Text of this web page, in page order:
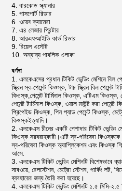
বারকোড স্ক্যানার
পাসপোর্ট রিডার
ওয়েব ক্যামেরা
এ৪ লেজার প্রিন্টার
আরএফআইডি কার্ড রিডার
রিয়েল এস্টেট
অন্যান্য পাবলিক এলাকা
বর্ণনা
এলকেএসের প্রধান টিকিট ভেন্ডিং মেশিনে
স্ক্রিন স্ব-পেমেন্ট কিওস্ক, টাচ স্ক্রিন বিল পেমেন্ট
কিওস্ক,পেমেন্ট টার্মিনাল কিওস্ক, এটিএম
পেমেন্ট টার্মিনাল কিওস্ক, ওয়াল মাউন্ট করা পেমেন্ট
প্রিপেইড কিওস্ক, পিন প্যাড পেমেন্ট কিওস্ক,
কিওস্কইত্যাদি।
এলকেএস চীনের একটি পেশাদার টিকিট
কিওস্ক সরবরাহকারী।এটি স্ব-পরিষেবা কিওস্ককে
স্ব-পরিষেবা কিওস্ক অ্যাপ্লিকেশন এবং কিওস্ক
আসে.
এলকেএস টিকিট ভেন্ডিং মেশিনটি বিশেষভাবে
সাবওয়ে, রেলস্টেশন, মেট্রো স্টেশন, পার্কিং লট,
ব্যবহারের জন্য তৈরি করা হয়েছে।
এলকেএস টিকিট ভেন্ডিং মেশিনটি ১.৫ মিমি-২.৫